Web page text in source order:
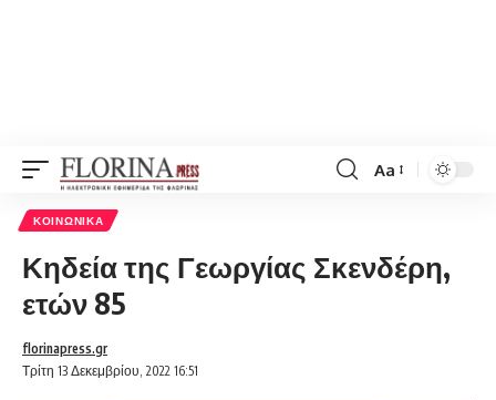
Font
Aa
ΚΟΙΝΩΝΙΚΆ
Κηδεία της Γεωργίας Σκενδέρη,
ετών 85
Τρίτη 13 Δεκεμβρίου, 2022 16:51
florinapress.gr